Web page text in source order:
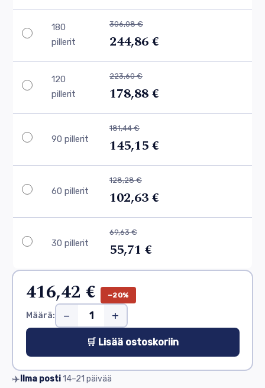
180
pillerit
306,08 €
244,86 €
120
pillerit
223,60 €
178,88 €
90 pillerit
181,44 €
145,15 €
60 pillerit
128,28 €
102,63 €
30 pillerit
69,63 €
55,71 €
416,42 € −20%
Määrä: − +
🛒 Lisää ostoskoriin
✈️Ilma posti14–21 päivää